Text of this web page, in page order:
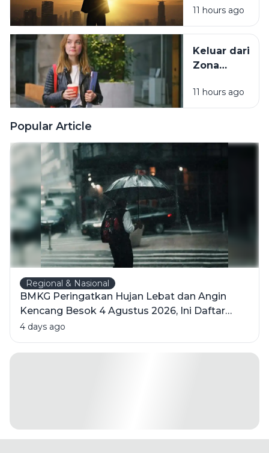
Ini Cara
Berubah
Kehilangan
Diri Sendiri
11 hours ago
Keluar dari
Zona
Tanpa Harus
Memaksakan
11 hours ago
Popular Article
Regional & Nasional
BMKG Peringatkan Hujan Lebat dan Angin
Kencang Besok 4 Agustus 2026, Ini Daftar
Wilayahnya
4 days ago